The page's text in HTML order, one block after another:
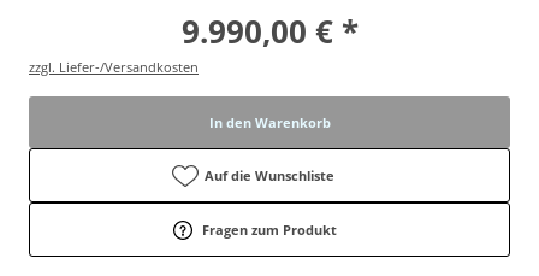
9.990,00 € *
zzgl. Liefer-/Versandkosten
In den Warenkorb
Auf die Wunschliste
Fragen zum Produkt